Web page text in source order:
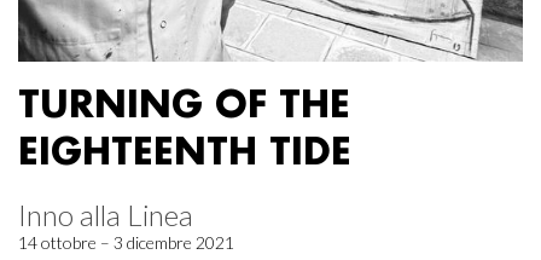
TURNING OF THE
EIGHTEENTH TIDE
Inno alla Linea
14 ottobre – 3 dicembre 2021